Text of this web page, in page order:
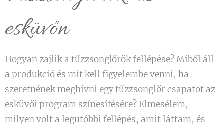
esküvőn
Hogyan zajlik a tűzzsonglőrök fellépése? Miből áll
a produkció és mit kell figyelembe venni, ha
szeretnének meghívni egy tűzzsonglőr csapatot az
esküvői program színesítésére? Elmesélem,
milyen volt a legutóbbi fellépés, amit láttam, és